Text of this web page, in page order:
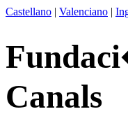
Castellano | Valenciano |
Canals